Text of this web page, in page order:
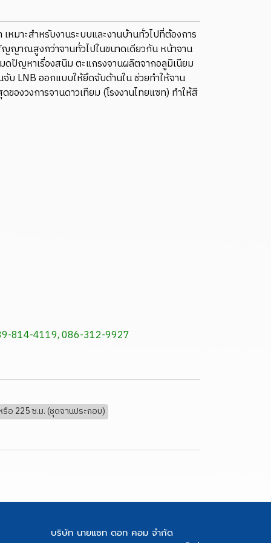
มาะสำหรับงานระบบและงานบ้านทั่วไปที่ต้องการ
าณสูงกว่าจานทั่วไปในขนาดเดียวกัน หน้าจาน
ดปัญหาเรื่องสนิม ตะแกรงจานผลิตจากอลูมิเนียม
LNB ออกแบบให้ยึดจับด้านใน ช่วยทำให้จาน
วงการจานดาวเทียม (โรงงานไทยแซท) ทำให้สี
814-4119, 086-312-9927
อ 225 ซ.ม. (ชุดจานประกอบ)
บริษัท นายแซท ดอท คอม จำกัด